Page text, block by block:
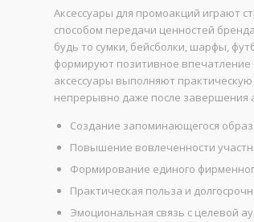
Аксессуары для промоакций играют
способом передачи ценностей
будь то сумки, бейсболки, шарфы,
формируют позитивное впечатление
аксессуары выполняют
непрерывно даже после завершения
Создание запоминающегося
Повышение вовлеченности
Формирование единого
Практическая польза и
Эмоциональная связь с целевой